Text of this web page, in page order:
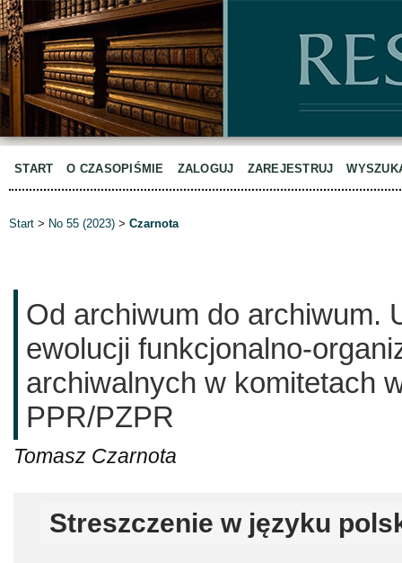
START O CZASOPIŚMIE ZALOGUJ ZAREJESTRUJ
Start > No 55 (2023) > Czarnota
Od archiwum do archiwum.
ewolucji funkcjonalno-
archiwalnych w komitetach
PPR/PZPR
Tomasz Czarnota
Streszczenie w języku